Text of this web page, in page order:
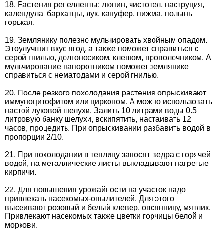
18. Растения репелленты: люпин, чистотел, наструция,
календула, бархатцы, лук, кануфер, пижма, полынь
горькая.
19. Землянику полезно мульчировать хвойным опадом.
Этоулучшит вкус ягод, а также поможет справиться с
серой гнилью, долгоносиком, клещом, проволочником. А
мульчирование папоротником поможет землянике
справиться с нематодами и серой гнилью.
20. После резкого похолодания растения опрыскивают
иммуноцитофитом или цирконом. А можно использовать
настой луковой шелухи. Залить 10 литрами воды 0.5
литровую банку шелухи, вскипятить, настаивать 12
часов, процедить. При опрыскивании разбавить водой в
пропорции 2/10.
21. При похолодании в теплицу заносят ведра с горячей
водой, на металлические листы выкладывают нагретые
кирпичи.
22. Для повышения урожайности на участок надо
привлекать насекомых-опылителей. Для этого
высеивают розовый и белый клевер, овсянницу, мятлик.
Привлекают насекомых также цветки горчицы белой и
моркови.